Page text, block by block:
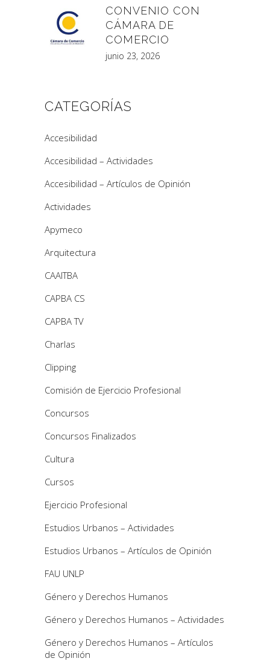
CONVENIO CON
CÁMARA DE
COMERCIO
junio 23, 2026
CATEGORÍAS
Accesibilidad
Accesibilidad – Actividades
Accesibilidad – Artículos de Opinión
Actividades
Apymeco
Arquitectura
CAAITBA
CAPBA CS
CAPBA TV
Charlas
Clipping
Comisión de Ejercicio Profesional
Concursos
Concursos Finalizados
Cultura
Cursos
Ejercicio Profesional
Estudios Urbanos – Actividades
Estudios Urbanos – Artículos de Opinión
FAU UNLP
Género y Derechos Humanos
Género y Derechos Humanos – Actividades
Género y Derechos Humanos – Artículos
de Opinión